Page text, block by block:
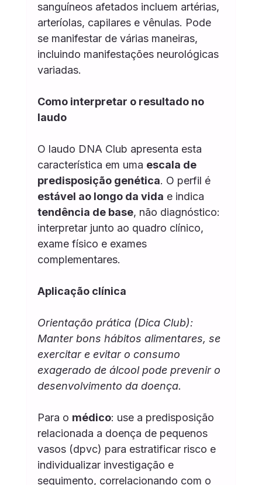
sanguíneos afetados incluem artérias,
arteríolas, capilares e vênulas. Pode
se manifestar de várias maneiras,
incluindo manifestações neurológicas
variadas.
Como interpretar o resultado no
laudo
O laudo DNA Club apresenta esta
característica em uma escala de
predisposição genética. O perfil é
estável ao longo da vida e indica
tendência de base, não diagnóstico:
interpretar junto ao quadro clínico,
exame físico e exames
complementares.
Aplicação clínica
Orientação prática (Dica Club):
Manter bons hábitos alimentares, se
exercitar e evitar o consumo
exagerado de álcool pode prevenir o
desenvolvimento da doença.
Para o médico: use a predisposição
relacionada a doença de pequenos
vasos (dpvc) para estratificar risco e
individualizar investigação e
seguimento, correlacionando com o